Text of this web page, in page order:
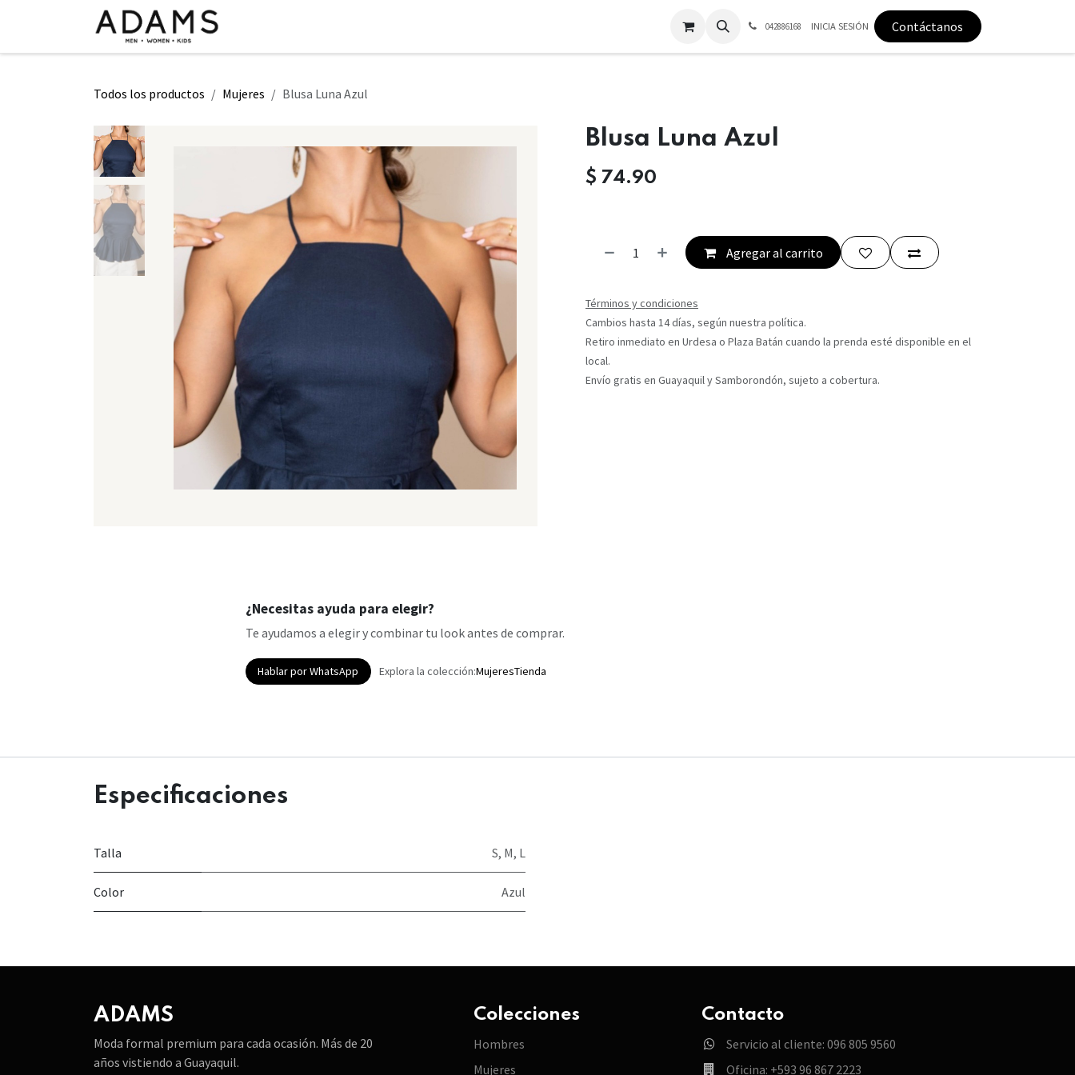
042886168 INICIA SESIÓN Contáctanos
Todos los productos Mujeres Blusa Luna Azul
Blusa Luna Azul
$ 74.90
Agregar al carrito
Términos y condiciones
Cambios hasta 14 días, según nuestra política.
Retiro inmediato en Urdesa o Plaza Batán cuando la prenda esté disponible en el
local.
Envío gratis en Guayaquil y Samborondón, sujeto a cobertura.
¿Necesitas ayuda para elegir?
Te ayudamos a elegir y combinar tu look antes de comprar.
Hablar por WhatsApp Explora la colección:MujeresTienda
Especificaciones
Talla S, M, L
Color Azul
ADAMS
Moda formal premium para cada ocasión. Más de 20
años vistiendo a Guayaquil.
Colecciones
Hombres
Mujeres
Contacto
Servicio al cliente: 096 805 9560
Oficina: +593 96 867 2223